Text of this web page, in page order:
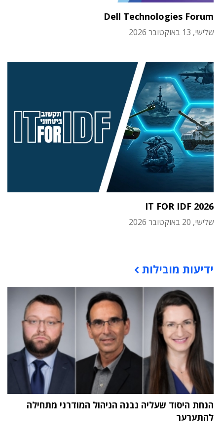
Dell Technologies Forum
שלישי, 13 באוקטובר 2026
IT FOR IDF 2026
שלישי, 20 באוקטובר 2026
ידיעות מובילות
הנחת היסוד שעליה נבנה הניהול המודרני מתחילה
להתערער